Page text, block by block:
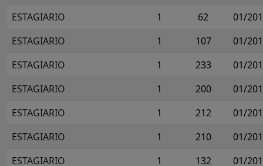
ESTAGIARIO
1 62
01/
ESTAGIARIO
1 107
01/
ESTAGIARIO
1 233
01/
ESTAGIARIO
1 200
01/
ESTAGIARIO
1 212
01/
ESTAGIARIO
1 210
01/
ESTAGIARIO
1 132
01/